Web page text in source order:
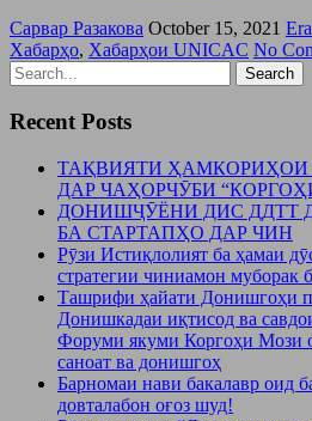
Сарвар Разакова October 15, 2021
Хабарҳо, Хабарҳои UNICAC No
Recent Posts
ТАҚВИЯТИ ҲАМКОРИҲОИ
ДАР ЧАҲОРЧӮБИ
ДОНИШҶӮЁНИ ДИС ДДТТ
БА СТАРТАПҲО ДАР ЧИН
Рӯзи Истиқлолият ба ҳамаи
стратегии чиниамон муборак
Ташрифи ҳайати Донишгоҳи
Донишкадаи иқтисод ва
Форуми якуми Коргоҳи Мози
саноат ва донишгоҳ
Барномаи нави бакалавр оид
довталабон оғоз шуд!